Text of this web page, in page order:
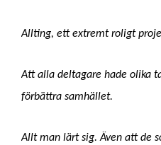
Allting, ett extremt roligt
Att alla deltagare hade olika
förbättra samhället.
Allt man lärt sig. Även att de